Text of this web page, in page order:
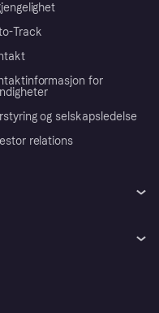
Track
for
og selskapsledelse
relations